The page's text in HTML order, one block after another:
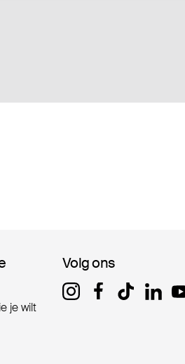
je wilt
Volg ons
Volg ons